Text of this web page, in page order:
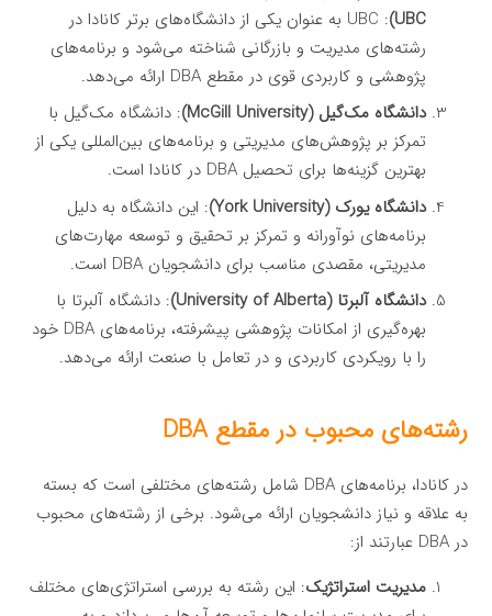
UBC)
: UBC به عنوان یکی از دانشگاه‌های برتر کانادا در
رشته‌های مدیریت و بازرگانی شناخته می‌شود و برنامه‌های
پژوهشی و کاربردی قوی در مقطع DBA ارائه می‌دهد.
دانشگاه مک‌گیل (McGill University)
: دانشگاه مک‌گیل با
تمرکز بر پژوهش‌های مدیریتی و برنامه‌های بین‌المللی یکی از
بهترین گزینه‌ها برای تحصیل DBA در کانادا است.
دانشگاه یورک (York University)
: این دانشگاه به دلیل
برنامه‌های نوآورانه و تمرکز بر تحقیق و توسعه مهارت‌های
مدیریتی، مقصدی مناسب برای دانشجویان DBA است.
دانشگاه آلبرتا (University of Alberta)
: دانشگاه آلبرتا با
بهره‌گیری از امکانات پژوهشی پیشرفته، برنامه‌های DBA خود
را با رویکردی کاربردی و در تعامل با صنعت ارائه می‌دهد.
رشته‌های محبوب در مقطع DBA
در کانادا، برنامه‌های DBA شامل رشته‌های مختلفی است که بسته
به علاقه و نیاز دانشجویان ارائه می‌شود. برخی از رشته‌های محبوب
در DBA عبارتند از:
مدیریت استراتژیک: این رشته به بررسی استراتژی‌های مختلف